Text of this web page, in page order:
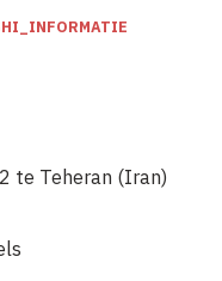
te Teheran (Iran)